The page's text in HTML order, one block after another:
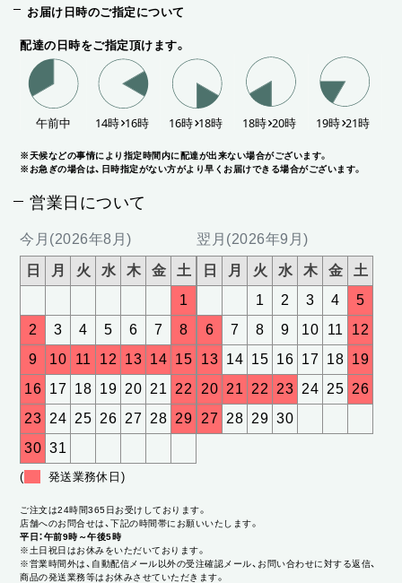
お届け日時のご指定について
配達の日時をご指定頂けます。
※天候などの事情により指定時間内に配達が出来ない場合がございます。
※お急ぎの場合は、日時指定がない方がより早くお届けできる場合がございます。
営業日について
今月(2026年8月)
日 月 火 水 木 金
土
1
2
3 4 5 6 7
8
9
10 11 12 13 14 15
16 17 18 19 20 21
22
23 24 25 26 27 28 29
30 31
翌月(2026年9月)
日 月 火 水 木 金
土
1
2 3 4
5
6
7 8 9 10 11
12
13 14 15 16 17 18 19
20 21 22 23 24 25 26
27 28 29 30
( 発送業務休日)
ご注文は24時間365日お受けしております。
店舗へのお問合せは、下記の時間帯にお願いいたします。
平日：午前9時～午後5時
※土日祝日はお休みをいただいております。
※営業時間外は、自動配信メール以外の受注確認メール、お問い合わせに対する返信、
商品の発送業務等はお休みさせていただきます。